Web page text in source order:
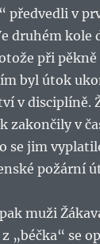
předvedli v
druhém
při
byl útok
v disciplíně.
zakončily v
se jim
požární
muži
„béčka“ se